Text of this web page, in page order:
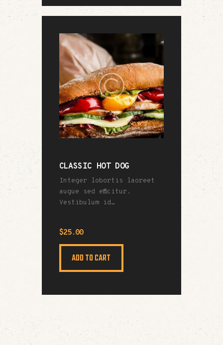
CLASSIC HOT DOG
Integer lobortis laoreet
augue sed efficitur.
Vestibulum id…
$25.00
ADD TO CART